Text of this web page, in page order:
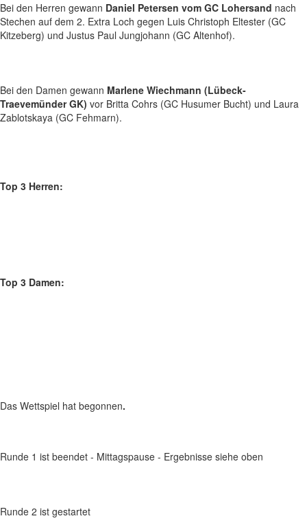
Bei den Herren gewann Daniel Petersen vom GC Lohersand nach
Stechen auf dem 2. Extra Loch gegen Luis Christoph Eltester (GC
Kitzeberg) und Justus Paul Jungjohann (GC Altenhof).
Bei den Damen gewann Marlene Wiechmann (Lübeck-
Traevemünder GK) vor Britta Cohrs (GC Husumer Bucht) und Laura
Zablotskaya (GC Fehmarn).
Top 3 Herren:
Top 3 Damen:
Das Wettspiel hat begonnen.
Runde 1 ist beendet - Mittagspause - Ergebnisse siehe oben
Runde 2 ist gestartet